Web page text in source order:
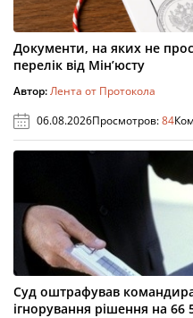
Документи, на яких не
перелік від Мін’юсту
Автор:Лента от Протокола
06.08.2026Просмотров:84
Суд оштрафував командира
ігнорування рішення на 66